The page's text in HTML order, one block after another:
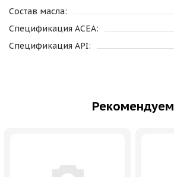
Состав масла:
Спецификация ACEA:
Спецификация API:
Рекомендуем